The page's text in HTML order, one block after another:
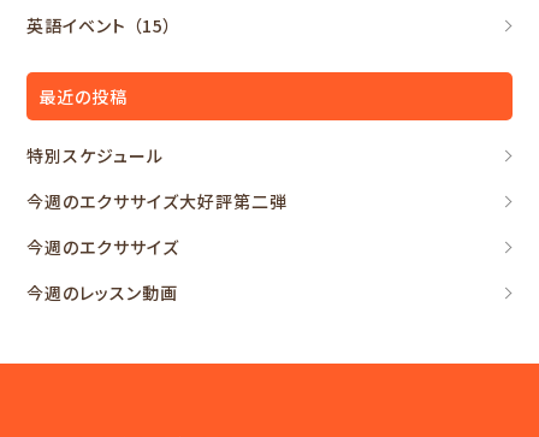
英語イベント （15）
最近の投稿
特別スケジュール
今週のエクササイズ大好評第二弾
今週のエクササイズ
今週のレッスン動画